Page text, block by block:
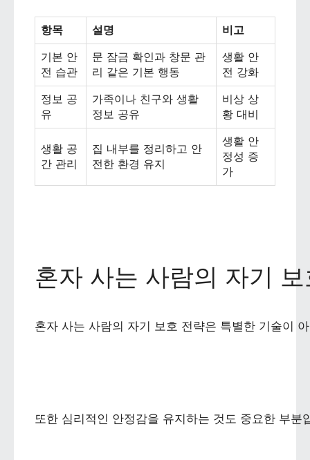
항목 설명
비고
기본 안
전 습관
문 잠금 확인과 창문 관
리 같은 기본 행동
생활 안
전 강화
정보 공
유
가족이나 친구와 생활
정보 공유
비상 상
황 대비
생활 공
간 관리
집 내부를 정리하고 안
전한 환경 유지
생활 안
정성 증
가
혼자 사는 사람의 자기
혼자 사는 사람의 자기 보호 전략은 특별한 기술이
또한 심리적인 안정감을 유지하는 것도 중요한 부